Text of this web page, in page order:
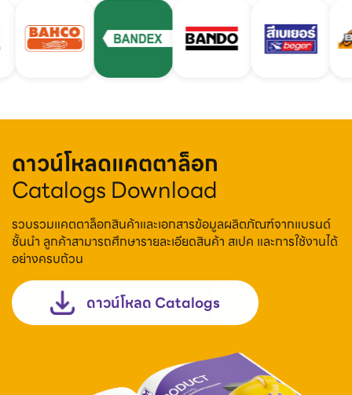
ดาวน์โหลดแคตตาล็อก
Catalogs Download
รวบรวมแคตตาล็อกสินค้าและเอกสารข้อมูลผลิตภัณฑ์จากแบรนด์
ชั้นนำ ลูกค้าสามารถศึกษารายละเอียดสินค้า สเปค และการใช้งานได้
อย่างครบถ้วน
ดาวน์โหลด Catalogs